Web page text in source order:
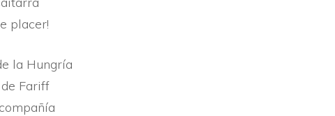
placer!
la Hungrí­a
Fariff